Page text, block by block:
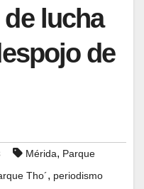
lucha
de
Mérida, Parque
Tho´, periodismo